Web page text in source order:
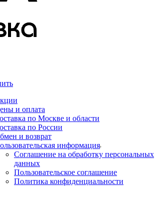
и оплата
по Москве и области
по России
и возврат
информация
Соглашение на обработку персональных
данных
Пользовательское соглашение
Политика конфиденциальности